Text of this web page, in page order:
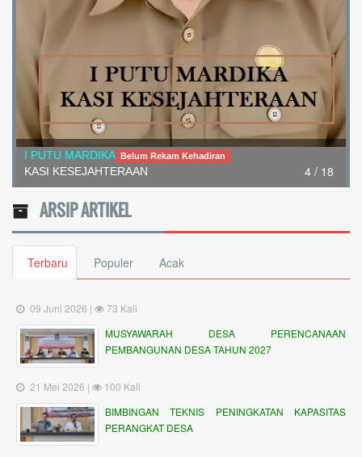
5 / 18
I Nengah Wardana Belum Rekam Kehadiran
Kepala Dusun Gingsir
ARSIP ARTIKEL
Terbaru Populer Acak
09 Juni 2026 |
73 Kali
MUSYAWARAH DESA PERENCANAAN
PEMBANGUNAN DESA TAHUN 2027
21 Mei 2026 |
100 Kali
BIMBINGAN TEKNIS PENINGKATAN KAPASITAS
PERANGKAT DESA